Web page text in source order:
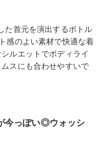
た首元を演出するボトル
感のよい素材で快適な着
ルエットでボディライ
スにも合わせやすいで
今っぽい◎ウォッシ